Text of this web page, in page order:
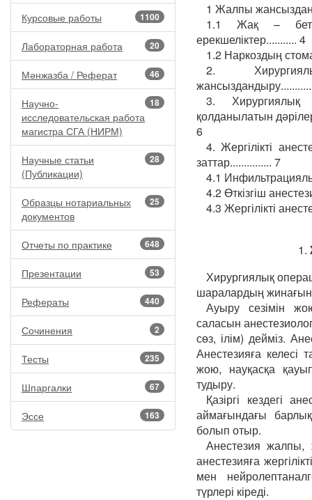
1100
Курсовые работы
20
Лабораторная работа
46
Мәнжазба / Реферат
18
Научно-
исследовательская работа
магистра СГА (НИРМ)
28
Научные статьи
(Публикации)
25
Образцы нотариальных
документов
648
Отчеты по практике
53
Презентации
440
Рефераты
2
Сочинения
235
Тесты
67
Шпаргалки
163
Эссе
1 Жалпы
1.1 Жақ – бет
ерекшеліктер........... 4
1.2 Наркоздың
2.
3. Хирургиялық
қолданылатын
6
4. Жергілікті
заттар............... 7
4.1
4.2 Өткізгіш
4.3 Жергілікті
1.
Хирургиялық
шаралардың
Ауыру сезімін
саласын
сөз, ілім) дейміз.
Анестезияға
жою, науқасқа
тудыру.
Қазіргі кездегі
аймағындағы
болып отыр.
Анестезия жалпы,
анестезияға
мен
түрлері кіреді.